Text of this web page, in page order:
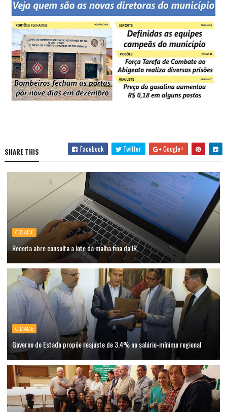
SHARE THIS Facebook Twitter Google+
CIDADE
Receita abre consulta a lote da malha fina do IR
CIDADE
Governo do Estado propõe reajuste de 3,4% no salário-mínimo regional